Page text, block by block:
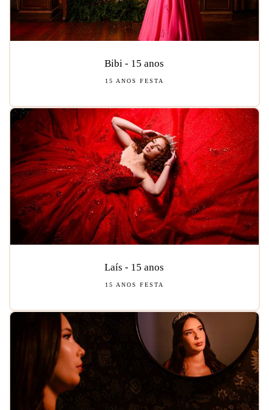
Bibi - 15 anos
15 ANOS FESTA
Laís - 15 anos
15 ANOS FESTA